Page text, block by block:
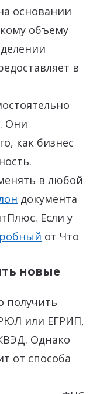
основании
объему
в
Они
как бизнес
в любой
документа
Если у
от Что
новые
получить
или ЕГРИП,
Однако
от способа